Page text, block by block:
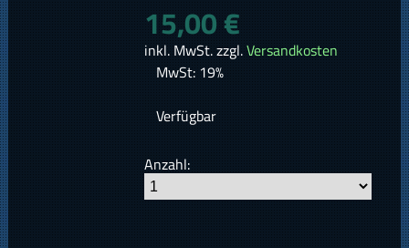
15,00 €
inkl. MwSt. zzgl.Versandkosten
MwSt: 19%
Verfügbar
Anzahl: